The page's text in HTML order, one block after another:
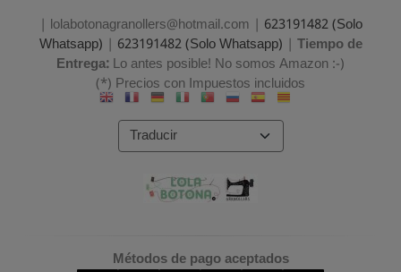
| lolabotonagranollers@hotmail.com | 623191482 (Solo
Whatsapp) | 623191482 (Solo Whatsapp) | Tiempo de
Entrega:Lo antes posible! No somos Amazon :-)
(*) Precios con Impuestos incluidos
Métodos de pago aceptados